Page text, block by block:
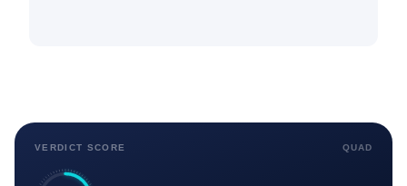
VERDICT SCORE QUAD